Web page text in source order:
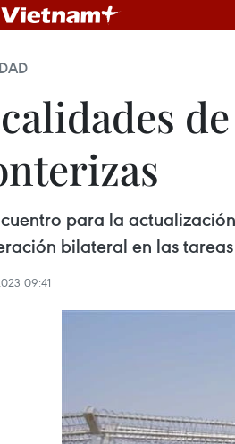
para la
bilateral en las
09:41